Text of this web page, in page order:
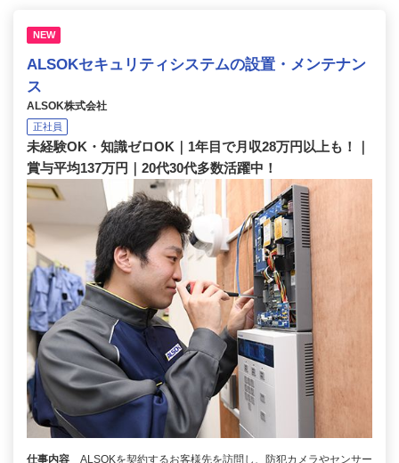
NEW
ALSOKセキュリティシステムの設置・メンテナン
ス
ALSOK株式会社
正社員
未経験OK・知識ゼロOK｜1年目で月収28万円以上も！｜
賞与平均137万円｜20代30代多数活躍中！
仕事内容
ALSOKを契約するお客様先を訪問し、防犯カメラやセンサー